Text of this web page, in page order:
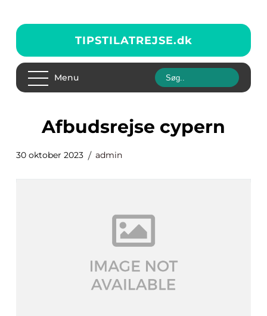
TIPSTILATREJSE.dk
Menu
afbudsrejse cypern
30 oktober 2023 admin